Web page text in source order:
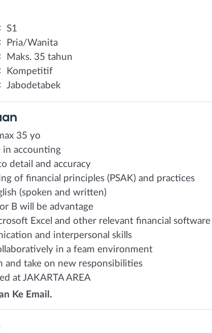
: S1
:
Pria/Wanita
:
Maks. 35 tahun
:
Kompetitif
: Jabodetabek
35 yo
in accounting
detail and accuracy
of financial principles (PSAK) and practices
(spoken and written)
B will be advantage
Excel and other relevant financial software
and interpersonal skills
in a feam environment
and take on new responsibilities
at JAKARTA AREA
Ke Email.